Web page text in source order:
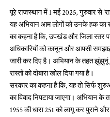
पूरे राजस्थान में 1 मई 2025, गुरुवार से
यह अभियान आम लोगों को उनके हक का
का कहना है कि, उपखंड और जिला स्तर पर
अधिकारियों को कानून और आपसी
जारी कर दिए है। अभियान के तहत झुंझुनूं
रास्तों को दोबारा खोल दिया गया है।
सरकार का कहना है कि, यह तो सिर्फ
का विवाद निपटाया जाएगा। अभियान
1955 की धारा 251 को लागू कर पुराने